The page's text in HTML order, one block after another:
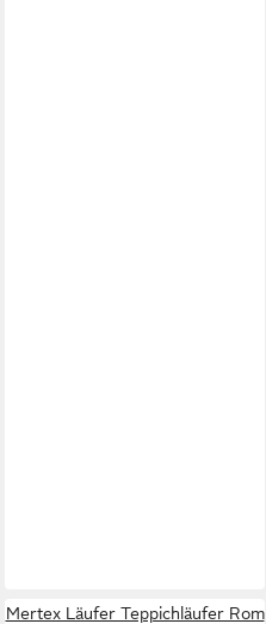
Mertex Läufer Teppichläufer Rom